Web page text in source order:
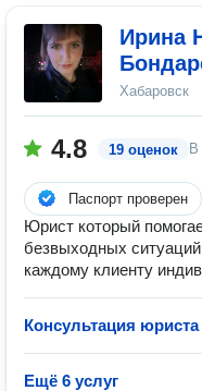
Ирина
Хабаровск
4.8 19 оценок В
Паспорт проверен
Юрист который
безвыходных
каждому клиенту
Консультация
Ещё 6 услуг